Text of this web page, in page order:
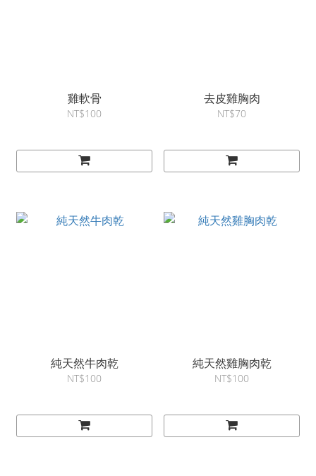
雞軟骨
NT$100
去皮雞胸肉
NT$70
純天然牛肉乾
NT$100
純天然雞胸肉乾
NT$100